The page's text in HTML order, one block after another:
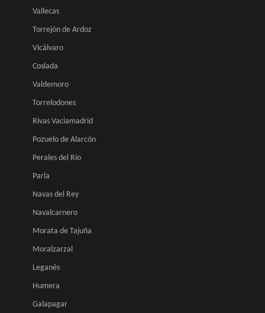
Vallecas
Torrejón de Ardoz
Vicálvaro
Coslada
Valdemoro
Torrelodones
Rivas Vaciamadrid
Pozuelo de Alarcón
Perales del Río
Parla
Navas del Rey
Navalcarnero
Morata de Tajuña
Moralzarzal
Leganés
Humera
Galapagar